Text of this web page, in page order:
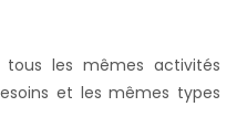
les mêmes activités
et les mêmes types